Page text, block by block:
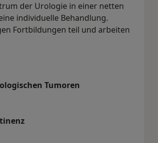
der Urologie in einer netten
individuelle Behandlung.
Fortbildungen teil und arbeiten
Tumoren